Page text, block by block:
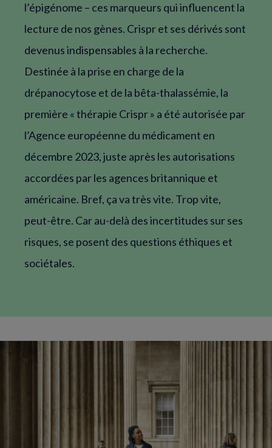
l’épigénome – ces marqueurs qui influencent la
lecture de nos gènes. Crispr et ses dérivés sont
devenus indispensables à la recherche.
Destinée à la prise en charge de la
drépanocytose et de la bêta-thalassémie, la
première « thérapie Crispr » a été autorisée par
l’Agence européenne du médicament en
décembre 2023, juste après les autorisations
accordées par les agences britannique et
américaine. Bref, ça va très vite. Trop vite,
peut-être. Car au-delà des incertitudes sur ses
risques, se posent des questions éthiques et
sociétales.